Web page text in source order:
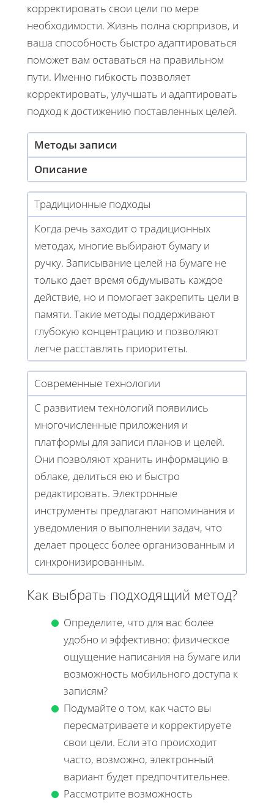
корректировать свои цели по мере
необходимости. Жизнь полна сюрпризов, и
ваша способность быстро адаптироваться
поможет вам оставаться на правильном
пути. Именно гибкость позволяет
корректировать, улучшать и адаптировать
подход к достижению поставленных целей.
Методы записи
Описание
Традиционные подходы
Когда речь заходит о традиционных
методах, многие выбирают бумагу и
ручку. Записывание целей на бумаге не
только дает время обдумывать каждое
действие, но и помогает закрепить цели в
памяти. Такие методы поддерживают
глубокую концентрацию и позволяют
легче расставлять приоритеты.
Современные технологии
С развитием технологий появились
многочисленные приложения и
платформы для записи планов и целей.
Они позволяют хранить информацию в
облаке, делиться ею и быстро
редактировать. Электронные
инструменты предлагают напоминания и
уведомления о выполнении задач, что
делает процесс более организованным и
синхронизированным.
Как выбрать подходящий метод?
Определите, что для вас более
удобно и эффективно: физическое
ощущение написания на бумаге или
возможность мобильного доступа к
записям?
Подумайте о том, как часто вы
пересматриваете и корректируете
свои цели. Если это происходит
часто, возможно, электронный
вариант будет предпочтительнее.
Рассмотрите возможность